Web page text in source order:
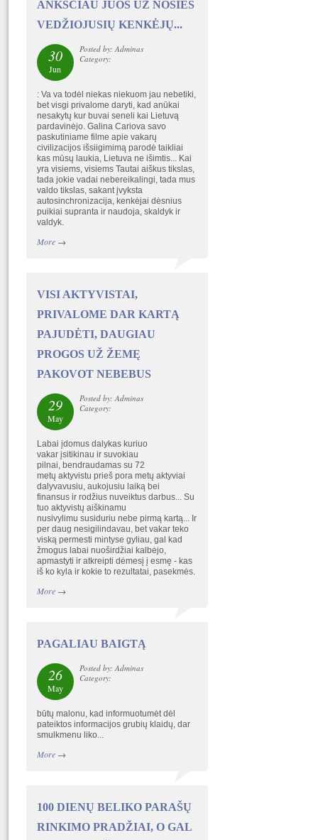
ANKSČIAU JUOS UŽ NOSIES
VEDŽIOJUSIŲ KENKĖJŲ...
30
Jun
Posted by: Adminas
Category:
: Va va todėl niekas niekuom jau nebetiki,
bet visgi privalome daryti, kad anūkai
nesakytų kur buvai seneli kai Lietuvą
pardavinėjo. Galina Cariova savo
paskutiniame filme apie vakarų
civilizacijos išsiigimimą parodė taikliai
kas mūsų laukia, Lietuva ne išimtis... Kai
yra visiems, visiems Tautai aiškus tikslas,
tada jokie vadai nebereikalingi, tada mus
valdo tikslas, sakant įvyksta
autosinchronizacija, kenkėjai dėsnius
puikiai supranta ir naudoja, skaldyk ir
valdyk.
More→
VISI AKTYVISTAI,
PRIVALOME DAR KARTĄ
PAJUDĖTI, DAUGIAU
PROGOS UŽ ŽEMĘ
PAKOVOT NEBEBUS
29
May
Posted by: Adminas
Category:
Labai įdomus dalykas kuriuo
vakar įsitikinau ir suvokiau
pilnai, bendraudamas su 72
metų aktyvistu prieš pora metų aktyviai
dalyvavusiu, aukojusiu laiką bei
finansus ir rodžius nuveiktus darbus... Su
tuo aktyvistų aiškinamu
nusivylimu susiduriu nebe pirmą kartą... Ir
per daug nesigilindavau, bet vakar teko
viską permesti mintyse gyliau, gal kad
žmogus labai nuoširdžiai kalbėjo,
apmastyti ir atkreipti dėmesį į esmę - kas
iš ko kyla ir kokie to rezultatai, pasekmės.
More→
PAGALIAU BAIGTĄ
26
May
Posted by: Adminas
Category:
būtų malonu, kad informuotumėt dėl
pateiktos informacijos grubių klaidų, dar
smulkmenu liko...
More→
100 DIENŲ BELIKO PARAŠŲ
RINKIMO PRADŽIAI, O GAL